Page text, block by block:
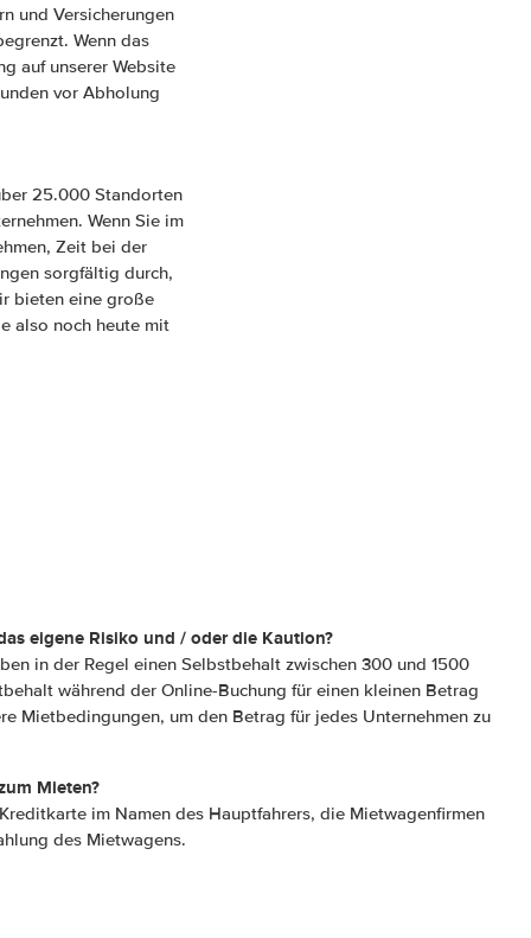
und Versicherungen
Wenn das
auf unserer Website
vor Abholung
25.000 Standorten
Wenn Sie im
Zeit bei der
sorgfältig durch,
bieten eine große
also noch heute mit
eigene Risiko und / oder die Kaution?
in der Regel einen Selbstbehalt zwischen 300 und 1500
während der Online-Buchung für einen kleinen Betrag
Mietbedingungen, um den Betrag für jedes Unternehmen zu
Mieten?
im Namen des Hauptfahrers, die Mietwagenfirmen
des Mietwagens.